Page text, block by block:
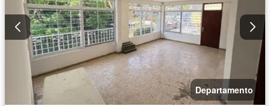
Departamento